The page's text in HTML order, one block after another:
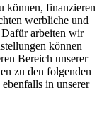
können, finanzieren
werbliche und
arbeiten wir
können
Bereich unserer
zu den folgenden
in unserer